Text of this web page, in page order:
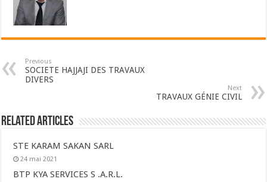
Previous
SOCIETE HAJJAJI DES TRAVAUX
DIVERS
Next
TRAVAUX GÉNIE CIVIL
Related Articles
STE KARAM SAKAN SARL
24 mai 2021
BTP KYA SERVICES S .A.R.L.